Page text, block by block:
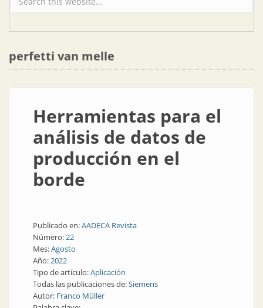
Formulario de búsqueda
perfetti van melle
Herramientas para el
análisis de datos de
producción en el
borde
Publicado en:AADECA Revista
Número:22
Mes:Agosto
Año:2022
Tipo de artículo:Aplicación
Todas las publicaciones de:Siemens
Autor: Franco Müller